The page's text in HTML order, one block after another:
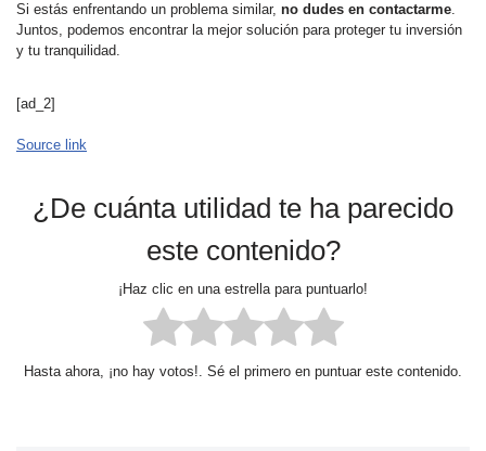
Si estás enfrentando un problema similar, no dudes en contactarme.
Juntos, podemos encontrar la mejor solución para proteger tu inversión
y tu tranquilidad.
[ad_2]
Source link
¿De cuánta utilidad te ha parecido
este contenido?
¡Haz clic en una estrella para puntuarlo!
Hasta ahora, ¡no hay votos!. Sé el primero en puntuar este contenido.